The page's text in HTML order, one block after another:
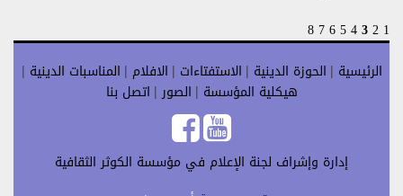
1
2
3
4
5
6
7
8
الرئيسية | الحوزة الدينية | الاستفتاءات | الافلام | المناسبات الدينية |
هيكلية المؤسسة | الصور | اتصل بنا
إدارة وإشراف لجنة الإعلام في مؤسسة الكوثر الثقافية